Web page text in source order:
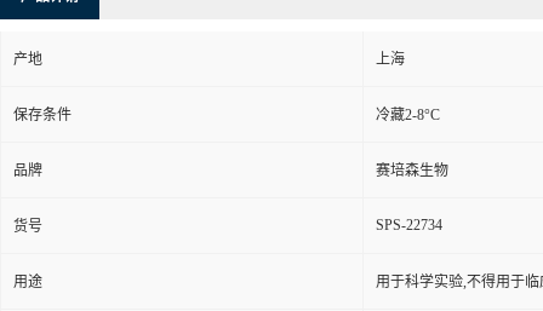
产地 上海
保存条件 冷藏2-8°C
品牌 赛培森生物
货号 SPS-22734
用途 用于科学实验,不得用于临